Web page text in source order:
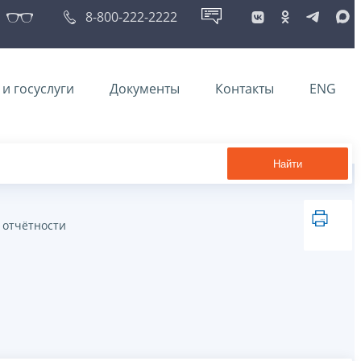
8-800-222-2222
госуслуги Документы Контакты ENG
Найти